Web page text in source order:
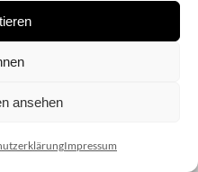
ansehen
Impressum
|Datenschützerklärung|
www.ARGEntur.at